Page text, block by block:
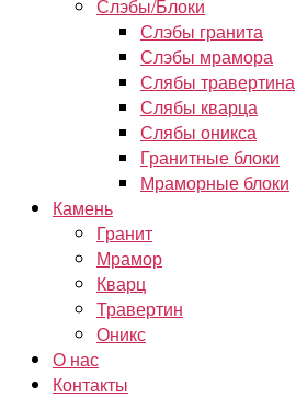
Слэбы/Блоки
Слэбы гранита
Слэбы мрамора
Слябы травертина
Слябы кварца
Слябы оникса
Гранитные блоки
Мраморные блоки
Камень
Гранит
Мрамор
Кварц
Травертин
Оникс
О нас
Контакты